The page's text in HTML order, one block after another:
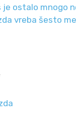
je ostalo mnogo
vreba šesto